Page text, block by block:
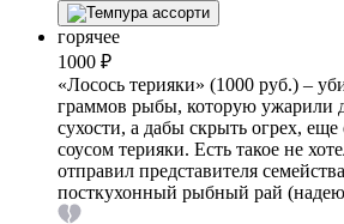
горячее
1000 ₽
«Лосось терияки» (1000 руб.) –
граммов рыбы, которую ужарили
сухости, а дабы скрыть огрех,
соусом терияки. Есть такое не
отправил представителя
посткухонный рыбный рай